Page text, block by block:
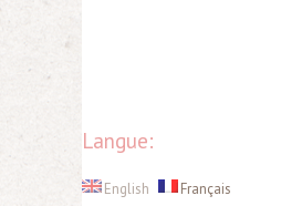
Langue:
English Français